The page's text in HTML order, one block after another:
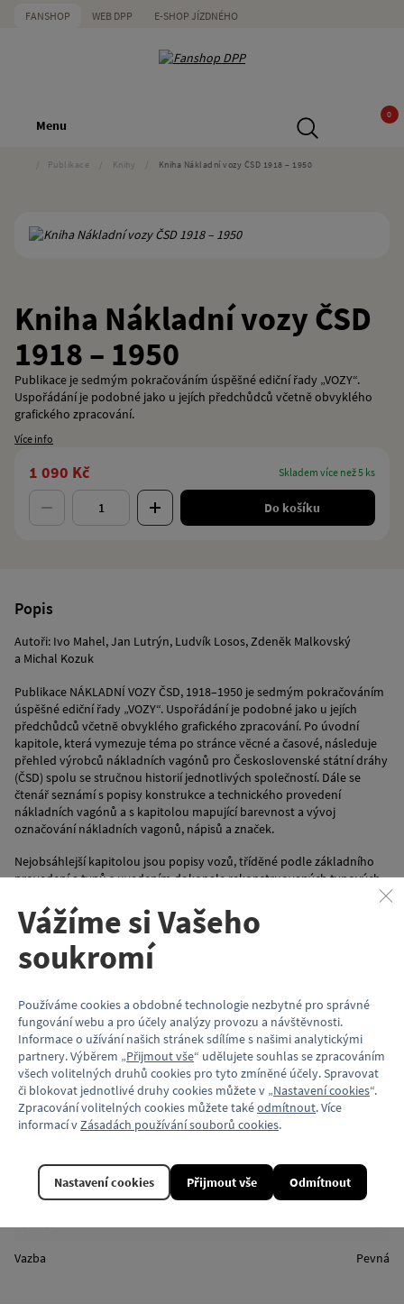
FANSHOP WEB DPP E-SHOP JÍZDNÉHO
Menu
0
Publikace Knihy Kniha Nákladní vozy ČSD 1918 – 1950
Kniha Nákladní vozy ČSD
1918 – 1950
Publikace je sedmým pokračováním úspěšné ediční řady „VOZY“.
Uspořádání je podobné jako u jejích předchůdců včetně obvyklého
grafického zpracování.
Více info
1 090 Kč skladem více než 5 ks
Do košíku
Popis
Autoři: Ivo Mahel, Jan Lutrýn, Ludvík Losos, Zdeněk Malkovský
a Michal Kozuk
Publikace NÁKLADNÍ VOZY ČSD, 1918–1950 je sedmým pokračováním
úspěšné ediční řady „VOZY“. Uspořádání je podobné jako u jejích
předchůdců včetně obvyklého grafického zpracování. Po úvodní
kapitole, která vymezuje téma po stránce věcné a časové, následuje
přehled výrobců nákladních vagónů pro Československé státní dráhy
(ČSD) spolu se stručnou historií jednotlivých společností. Dále se
čtenář seznámí s popisy konstrukce a technického provedení
nákladních vagónů a s kapitolou mapující barevnost a vývoj
označování nákladních vagonů, nápisů a značek.
Nejobsáhlejší kapitolou jsou popisy vozů, tříděné podle základního
provedení a typů s uvedením dokonale rekonstruovaných typových
většina nebyla dosud uveřejněna. Na vozy z majetku ČSD navazují
popisy a snímky některých vozů, které sice byly opatřeny vlastnickou
značkou ČSD, ale byly majetkem jednotlivých firem a do provozu
na veřejné železniční síti se dostávaly na základě zařaditelských
Samozřejmostí představované publikace je resumé v německém
a anglickém jazyce.
Vazba:vázaná
Barevnost a kvalita papíru:plnobarevný tisk, křídový papír
Vydalo:nakladatelství NADATUR, 2024
ISBN: 978-80-7270-151-3
Kód produktu
Vazba Pevná
Vážíme si Vašeho
soukromí
Používáme cookies a obdobné technologie nezbytné pro správné
fungování webu a pro účely analýzy provozu a návštěvnosti.
Informace o užívání našich stránek sdílíme s našimi analytickými
partnery. Výběrem „Přijmout vše“ udělujete souhlas se zpracováním
všech volitelných druhů cookies pro tyto zmíněné účely. Spravovat
či blokovat jednotlivé druhy cookies můžete v „Nastavení cookies“.
Zpracování volitelných cookies můžete takéodmítnout. Více
informací vZásadách používání souborů cookies.
Odmítnout
Nastavení cookies Přijmout vše